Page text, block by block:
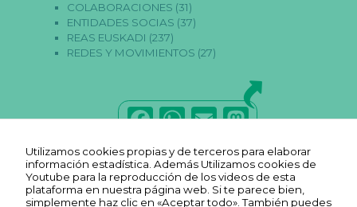
COLABORACIONES (31)
ENTIDADES SOCIAS (37)
REAS EUSKADI (237)
REDES Y MOVIMIENTOS (27)
F
a
c
e
W
h
a
ts
E
m
ai
l
M
a
st
o
Utilizamos cookies propias y de terceros para elaborar
información estadística. Además Utilizamos cookies de
Youtube para la reproducción de los videos de esta
plataforma en nuestra página web. Si te parece bien,
simplemente haz clic en «Aceptar todo». También puedes
n
o
n
o
p
o
n
al
e
s.